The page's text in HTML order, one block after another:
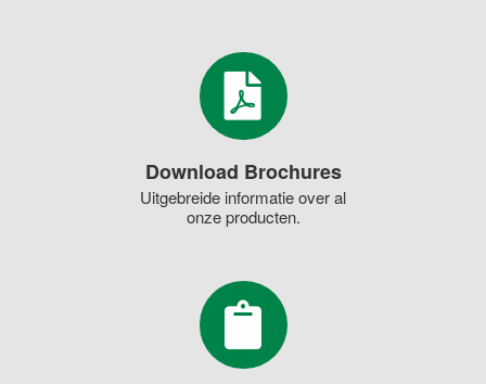
Download Brochures
Uitgebreide informatie over al
onze producten.